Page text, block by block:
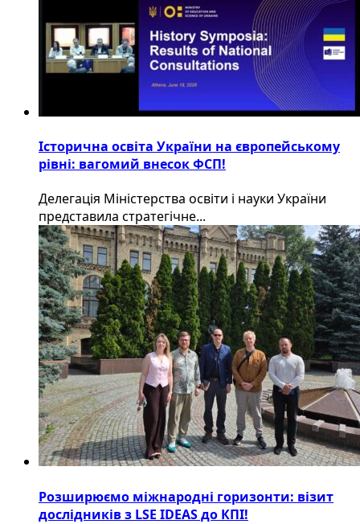
Історична освіта України на європейському
рівні: вагомий внесок ФСП!
Делегація Міністерства освіти і науки України
представила стратегічне...
Розширюємо міжнародні горизонти: візит
дослідників з LSE IDEAS до КПІ!